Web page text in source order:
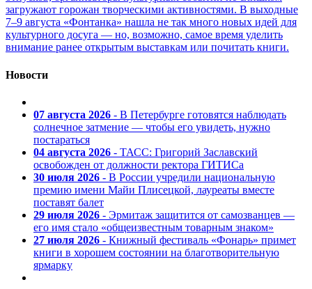
загружают горожан творческими активностями. В выходные
7–9 августа «Фонтанка» нашла не так много новых идей для
культурного досуга — но, возможно, самое время уделить
внимание ранее открытым выставкам или почитать книги.
Новости
07 августа 2026 - В Петербурге готовятся наблюдать
солнечное затмение — чтобы его увидеть, нужно
постараться
04 августа 2026 - ТАСС: Григорий Заславский
освобожден от должности ректора ГИТИСа
30 июля 2026 - В России учредили национальную
премию имени Майи Плисецкой, лауреаты вместе
поставят балет
29 июля 2026 - Эрмитаж защитится от самозванцев —
его имя стало «общеизвестным товарным знаком»
27 июля 2026 - Книжный фестиваль «Фонарь» примет
книги в хорошем состоянии на благотворительную
ярмарку